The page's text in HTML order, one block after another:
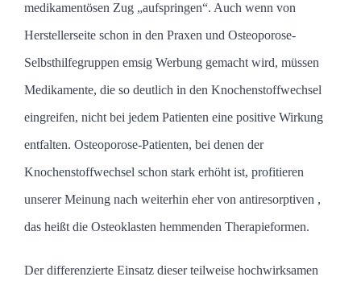
medikamentösen Zug „aufspringen“. Auch wenn von
Herstellerseite schon in den Praxen und Osteoporose-
Selbsthilfegruppen emsig Werbung gemacht wird, müssen
Medikamente, die so deutlich in den Knochenstoffwechsel
eingreifen, nicht bei jedem Patienten eine positive Wirkung
entfalten. Osteoporose-Patienten, bei denen der
Knochenstoffwechsel schon stark erhöht ist, profitieren
unserer Meinung nach weiterhin eher von antiresorptiven ,
das heißt die Osteoklasten hemmenden Therapieformen.
Der differenzierte Einsatz dieser teilweise hochwirksamen